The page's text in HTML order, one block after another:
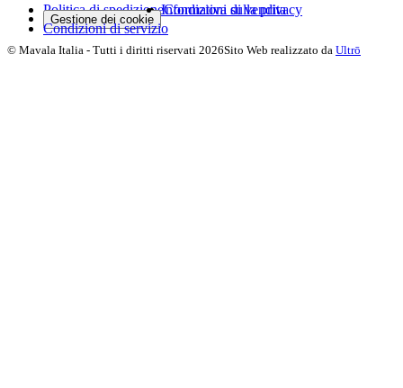
Politica di spedizioneCondizioni di vendita
Gestione dei cookie
Informativa sulla privacy
Condizioni di servizio
© Mavala Italia - Tutti i diritti riservati 2026Sito Web realizzato da Ultrō